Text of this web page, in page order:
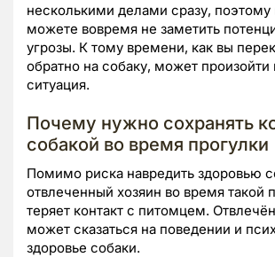
несколькими делами сразу, поэтому
можете вовремя не заметить
угрозы. К тому времени, как вы
обратно на собаку, может произойти
ситуация.
Почему нужно сохранять
собакой во время прогулки
Помимо риска навредить здоровью
отвлеченный хозяин во время такой
теряет контакт с питомцем.
может сказаться на поведении и
здоровье собаки.